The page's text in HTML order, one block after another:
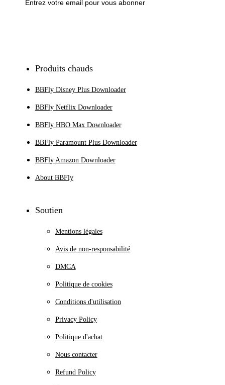
Produits chauds
BBFly Disney Plus Downloader
BBFly Netflix Downloader
BBFly HBO Max Downloader
BBFly Paramount Plus Downloader
BBFly Amazon Downloader
About BBFly
Soutien
Mentions légales
Avis de non-responsabilité
DMCA
Politique de cookies
Conditions d'utilisation
Privacy Policy
Politique d'achat
Nous contacter
Refund Policy